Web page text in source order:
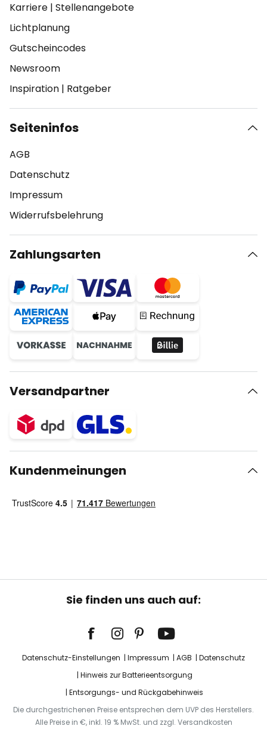
Karriere | Stellenangebote
Lichtplanung
Gutscheincodes
Newsroom
Inspiration | Ratgeber
Seiteninfos
AGB
Datenschutz
Impressum
Widerrufsbelehrung
Zahlungsarten
Versandpartner
Kundenmeinungen
Sie finden uns auch auf:
Datenschutz-Einstellungen Impressum AGB
Datenschutz
Hinweis zur Batterieentsorgung
Entsorgungs- und Rückgabehinweis
Die durchgestrichenen Preise entsprechen dem UVP des Herstellers.
Alle Preise in €, inkl. 19 % MwSt. und zzgl. Versandkosten